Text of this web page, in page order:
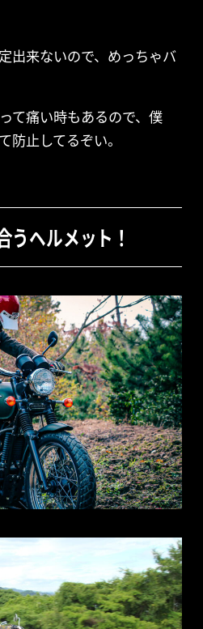
出来ないので、めっちゃバ
て痛い時もあるので、僕
防止してるぞい。
うヘルメット！